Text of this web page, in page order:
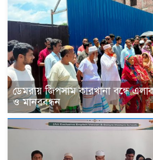
ডেমরায় জিপসাম কারখানা বন্ধে
ও মানববন্ধন